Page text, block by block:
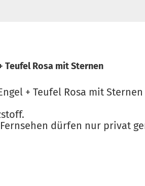
Teufel Rosa mit Sternen
+ Teufel Rosa mit Sternen
dürfen nur privat